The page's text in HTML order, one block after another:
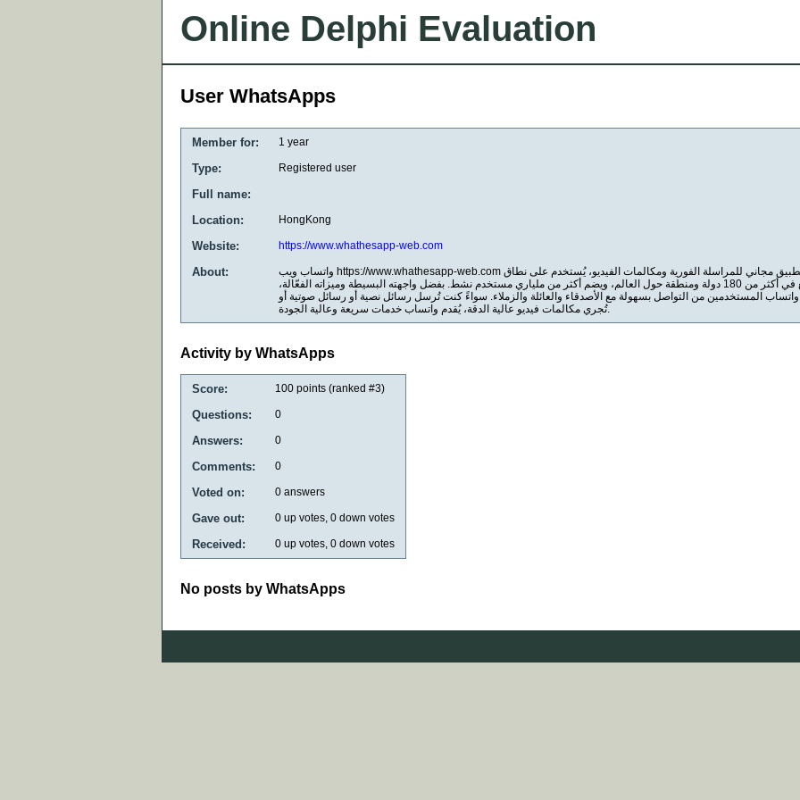
Online Delphi Evaluation
User WhatsApps
Member for: 1 year
Type: Registered user
Full name:
Location:
HongKong
Website: https://www.whathesapp-web.com
About:
واتساب ويب https://www.whathesapp-web.com هو تطبيق مجاني للمراسلة الفورية ومكالمات الفيديو، يُستخدم على نطاق
واسع في أكثر من 180 دولة ومنطقة حول العالم، ويضم أكثر من ملياري مستخدم نشط. بفضل واجهته البسيطة وميزاته الفعّالة،
المستخدمين من التواصل بسهولة مع الأصدقاء والعائلة والزملاء. سواءً كنت تُرسل رسائل نصية أو رسائل صوتية أو
تُجري مكالمات فيديو عالية الدقة، يُقدم واتساب خدمات سريعة وعالية الجودة.
Activity by WhatsApps
Score: 100 points (ranked #3)
Questions: 0
Answers: 0
Comments: 0
Voted on: 0 answers
Gave out: 0 up votes, 0 down votes
Received: 0 up votes, 0 down votes
No posts by WhatsApps